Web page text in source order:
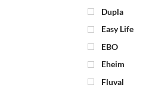
Dupla
Easy Life
EBO
Eheim
Fluval